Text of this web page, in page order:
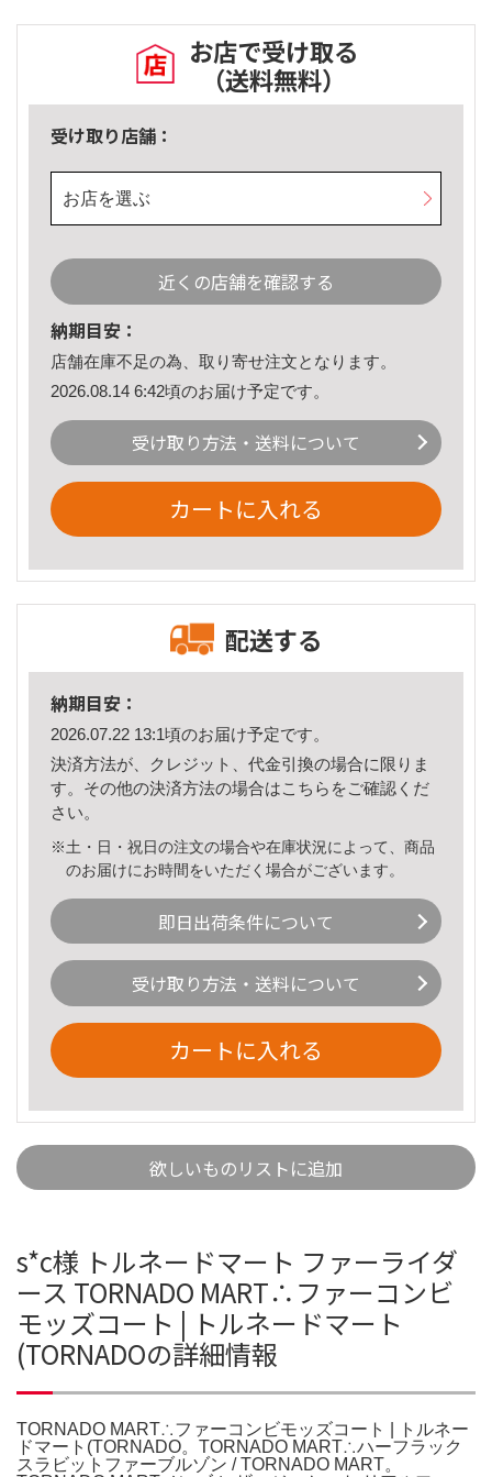
お店で受け取る
（送料無料）
受け取り店舗：
お店を選ぶ
近くの店舗を確認する
納期目安：
店舗在庫不足の為、取り寄せ注文となります。
2026.08.14 6:42頃のお届け予定です。
受け取り方法・送料について
カートに入れる
配送する
納期目安：
2026.07.22 13:1頃のお届け予定です。
決済方法が、クレジット、代金引換の場合に限りま
す。その他の決済方法の場合はこちら をご確認くだ
さい。
※土・日・祝日の注文の場合や在庫状況によって、商品
のお届けにお時間をいただく場合がございます。
即日出荷条件について
受け取り方法・送料について
カートに入れる
欲しいものリストに追加
s*c様 トルネードマート ファーライダ
ース TORNADO MART∴ファーコンビ
モッズコート | トルネードマート
(TORNADOの詳細情報
TORNADO MART∴ファーコンビモッズコート | トルネー
ドマート(TORNADO。TORNADO MART∴ハーフラック
スラビットファーブルゾン / TORNADO MART。